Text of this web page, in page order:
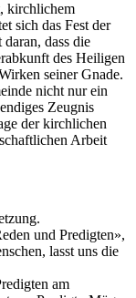
kirchlichem
sich das Fest der
dass die
des Heiligen
seiner Gnade.
nicht nur ein
Zeugnis
der kirchlichen
Arbeit
und Predigten»,
lasst uns die
am